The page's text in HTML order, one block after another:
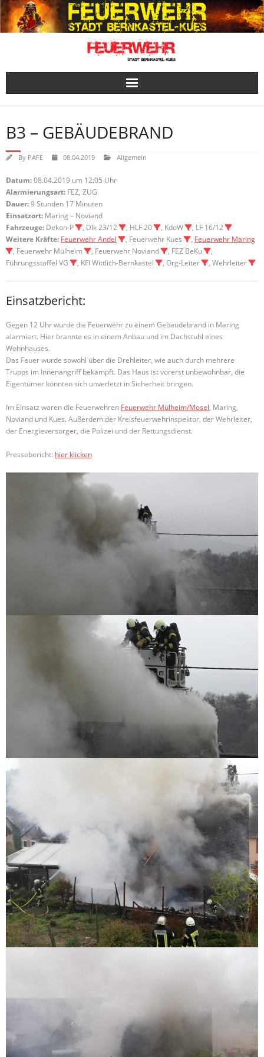
Skip
to
content
B3 – GEBÄUDEBRAND
By PAFE 08.04.2019 Allgemein
Datum:08.04.2019 um 12:05 Uhr
Alarmierungsart: FEZ, ZUG
Dauer:9 Stunden 17 Minuten
Einsatzort: Maring – Noviand
Fahrzeuge: Dekon-P , Dlk 23/12 , HLF 20 , KdoW
, LF 16/12
Weitere Kräfte: Feuerwehr Andel , Feuerwehr Kues , Feuerwehr Maring
, Feuerwehr Mülheim
, Feuerwehr Noviand , FEZ BeKu
,
Führungsstaffel VG
, KFI Wittlich-Bernkastel , Org-Leiter , Wehrleiter
Einsatzbericht:
Gegen 12 Uhr wurde die Feuerwehr zu einem Gebäudebrand in Maring
alarmiert. Hier brannte es in einem Anbau und im Dachstuhl eines
Wohnhauses.
Das Feuer wurde sowohl über die Drehleiter, wie auch durch mehrere
Trupps im Innenangriff bekämpft. Das Haus ist vorerst unbewohnbar, die
Eigentümer könnten sich unverletzt in Sicherheit bringen.
Im Einsatz waren die Feuerwehren Feuerwehr Mülheim/Mosel, Maring,
Noviand und Kues. Außerdem der Kreisfeuerwehrinspektor, der Wehrleiter,
der Energieversorger, die Polizei und der Rettungsdienst.
Pressebericht: hier klicken